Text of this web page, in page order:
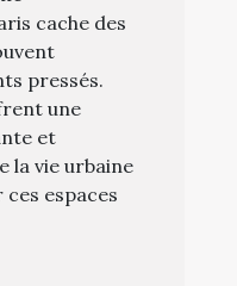
cache des
pressés.
une
et
la vie urbaine
espaces